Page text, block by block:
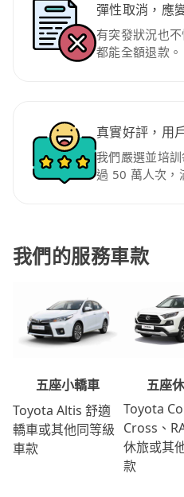
彈性取消，應
有突發狀況也
都能全額退款。
真實好評，用
我們嚴選並培
過 50 萬人次，
我們的服務車款
五座小轎車
Toyota Altis 舒適
轎車或其他同等級
車款
五座
Toyota
Cross、
休旅或其
款